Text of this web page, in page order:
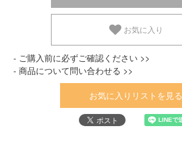
お気に入り
- ご購入前に必ずご確認ください >>
- 商品について問い合わせる >>
お気に入りリストを見る